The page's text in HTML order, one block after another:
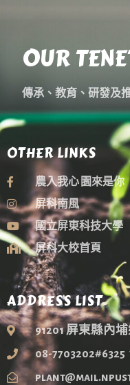
ADDRESS LIST
91201 屏東縣內
08-7703202#6325
OTHER LINKS
農入我心 園來是你
屏科南風
國立屏東科技大學
屏科大校首頁
OUR
傳承、教育、研發及